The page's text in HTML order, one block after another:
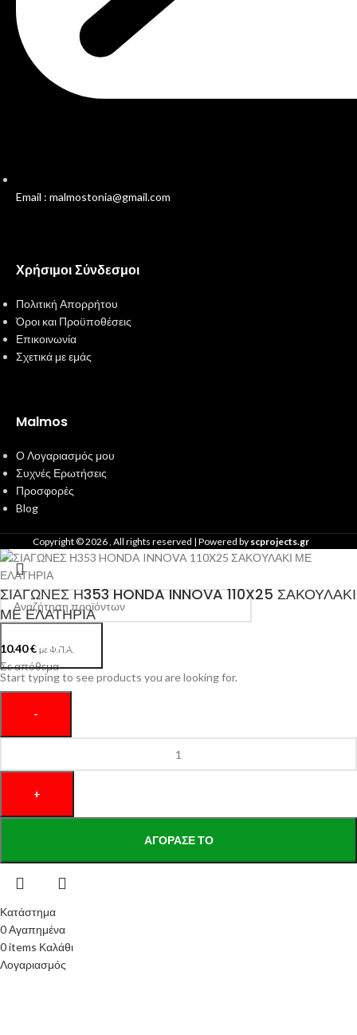
Email : malmostonia@gmail.com
Χρήσιμοι Σύνδεσμοι
Πολιτική Απορρήτου
Όροι και Προϋποθέσεις
Επικοινωνία
Σχετικά με εμάς
Malmos
Ο Λογαριασμός μου
Συχνές Ερωτήσεις
Προσφορές
Blog
Copyright ©2026, All rights reserved | Powered by scprojects.gr
Search
Start typing to see products you are looking for.
ΣΙΑΓΩΝΕΣ Η353 HONDA INNOVA 110X25 ΣΑΚΟΥΛΑΚΙ
ΜΕ ΕΛΑΤΗΡΙΑ
10.40€ με Φ.Π.Α.
Σε απόθεμα
ΑΓΌΡΑΣΕ ΤΟ
Κατάστημα
0Αγαπημένα
0items Καλάθι
Λογαριασμός